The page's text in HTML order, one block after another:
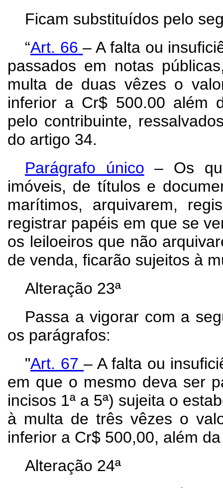
Ficam substituídos pelo
“Art. 66– A falta ou
passados em notas
multa de duas vêzes o
inferior a Cr$ 500.00 além
pelo contribuinte,
do artigo 34.
Parágrafo único – Os
imóveis, de títulos e
marítimos, arquivarem,
registrar papéis em que se
os leiloeiros que não
de venda, ficarão sujeitos à
Alteração 23ª
Passa a vigorar com a
os parágrafos:
"Art. 67– A falta ou
em que o mesmo deva ser
incisos 1ª a 5ª) sujeita o
à multa de três vêzes o
inferior a Cr$ 500,00, além
Alteração 24ª